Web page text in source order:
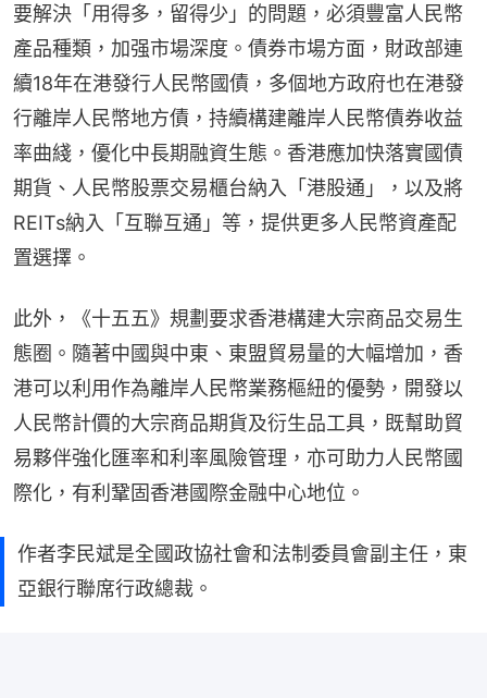
要解決「用得多，留得少」的問題，必須豐富人民幣
產品種類，加强市場深度。債券市場方面，財政部連
續18年在港發行人民幣國債，多個地方政府也在港發
行離岸人民幣地方債，持續構建離岸人民幣債券收益
率曲綫，優化中長期融資生態。香港應加快落實國債
期貨、人民幣股票交易櫃台納入「港股通」，以及將
REITs納入「互聯互通」等，提供更多人民幣資產配
置選擇。
此外，《十五五》規劃要求香港構建大宗商品交易生
態圈。隨著中國與中東、東盟貿易量的大幅增加，香
港可以利用作為離岸人民幣業務樞紐的優勢，開發以
人民幣計價的大宗商品期貨及衍生品工具，既幫助貿
易夥伴強化匯率和利率風險管理，亦可助力人民幣國
際化，有利鞏固香港國際金融中心地位。
作者李民斌是全國政協社會和法制委員會副主任，東
亞銀行聯席行政總裁。